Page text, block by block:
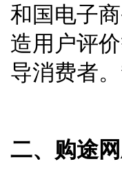
和国电子
造用户评
导消费者。
二、购途